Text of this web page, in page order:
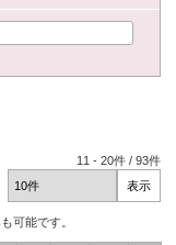
11 -20件 /93件
可能です。